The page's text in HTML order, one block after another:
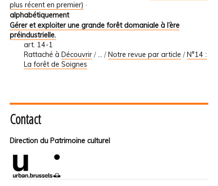
plus récent en premier) ·
alphabétiquement
Gérer et exploiter une grande forêt domaniale à l’ère
préindustrielle.
art. 14-1
Rattaché à Découvrir /… /Notre revue par article /N°14 :
La forêt de Soignes
Contact
Direction du Patrimoine culturel